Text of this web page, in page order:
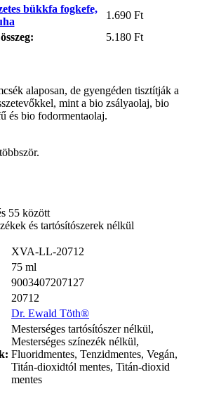
bükkfa fogkefe,
1.690 Ft
5.180 Ft
alaposan, de gyengéden tisztítják a
mint a bio zsályaolaj, bio
és bio fodormentaolaj.
55 között
és tartósítószerek nélkül
XVA-LL-20712
75 ml
9003407207127
20712
Dr. Ewald Töth®
Mesterséges tartósítószer nélkül,
Mesterséges színezék nélkül,
Fluoridmentes, Tenzidmentes, Vegán,
Titán-dioxidtól mentes, Titán-dioxid
mentes